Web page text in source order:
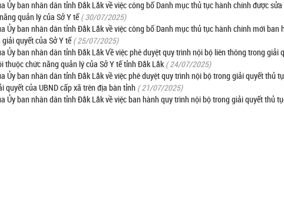
ban nhân dân tỉnh Đắk Lắk về việc công bố Danh mục thủ tục hành chính được
quản lý của Sở Y tế( 30/07/2025)
ban nhân dân tỉnh Đắk Lắk về việc công bố Danh mục thủ tục hành chính mới ban
quyết của Sở Y tế ( 25/07/2025)
ban nhân dân tỉnh Đắk Lắk Về việc phê duyệt quy trình nội bộ liên thông trong giải
chức năng quản lý của Sở Y tế tỉnh Đắk Lắk ( 24/07/2025)
ban nhân dân tỉnh Đắk Lắk về việc phê duyệt quy trình nội bộ trong giải quyết thủ
của UBND cấp xã trên địa bàn tỉnh ( 21/07/2025)
ban nhân dân tỉnh Đắk Lắk về việc ban hành quy trình nội bộ trong giải quyết thủ